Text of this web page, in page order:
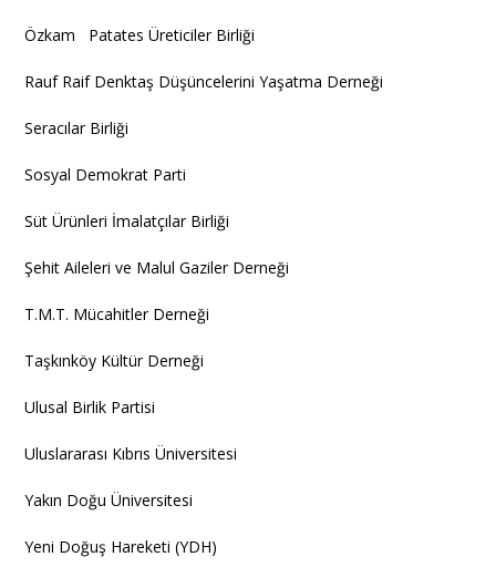
Özkam Patates Üreticiler Birliği
Rauf Raif Denktaş Düşüncelerini Yaşatma Derneği
Seracılar Birliği
Sosyal Demokrat Parti
Süt Ürünleri İmalatçılar Birliği
Şehit Aileleri ve Malul Gaziler Derneği
T.M.T. Mücahitler Derneği
Taşkınköy Kültür Derneği
Ulusal Birlik Partisi
Uluslararası Kıbrıs Üniversitesi
Yakın Doğu Üniversitesi
Yeni Doğuş Hareketi (YDH)